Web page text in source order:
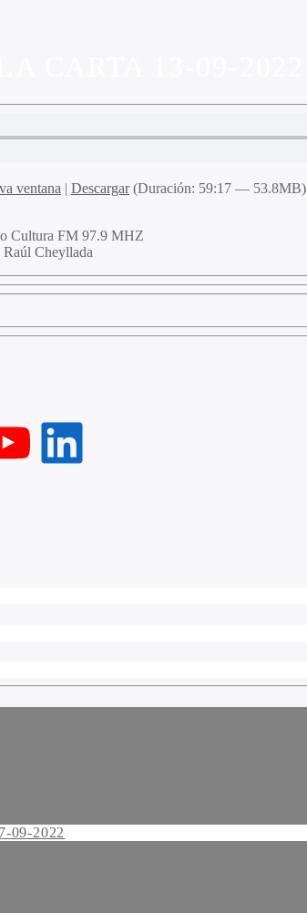
ventana | Descargar(Duración: 59:17 — 53.8MB)
Cultura FM 97.9 MHZ
Cheyllada
LinkedIn
09-2022